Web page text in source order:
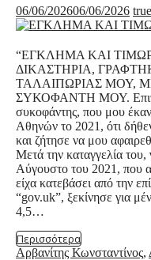
06/06/202606/06/2026
“ΕΓΚΛΗΜΑ ΚΑΙ
ΔΙΚΑΣΤΗΡΙΑ,
ΤΑΛΑΙΠΩΡΙΑΣ ΜΟΥ,
ΣΥΚΟΦΑΝΤΗ ΜΟΥ.
συκοφάντης, που μου
Αθηνών το 2021, ότι
και ζήτησε να μου
Μετά την καταγγελία
Αύγουστο του 2021, που
είχα κατεβάσει από την
“gov.uk”, ξεκίνησε για
4,5…
Περισσότερα
Αρβανίτης Κωνσταντίνος,